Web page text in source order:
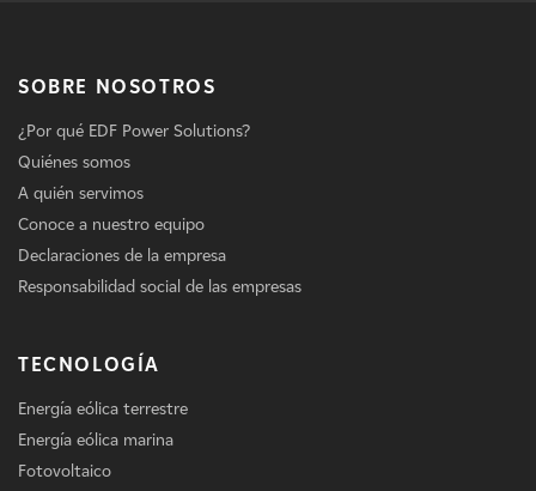
SOBRE NOSOTROS
¿Por qué EDF Power Solutions?
Quiénes somos
A quién servimos
Conoce a nuestro equipo
Declaraciones de la empresa
Responsabilidad social de las empresas
TECNOLOGÍA
Energía eólica terrestre
Energía eólica marina
Fotovoltaico